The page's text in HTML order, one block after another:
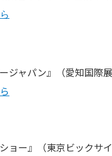
ジャパン』（愛知国際
ョー』（東京ビックサ